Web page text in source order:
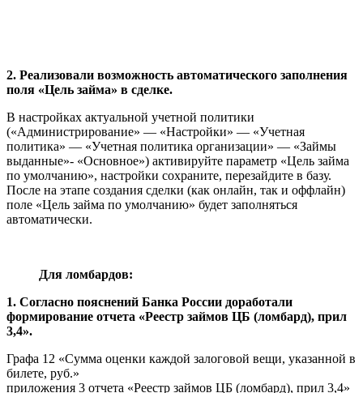
2. Реализовали возможность автоматического заполнения
поля «Цель займа» в сделке.
В настройках актуальной учетной политики
(«Администрирование» — «Настройки» — «Учетная
политика» — «Учетная политика организации» — «Займы
выданные»- «Основное») активируйте параметр «Цель займа
по умолчанию», настройки сохраните, перезайдите в базу.
После на этапе создания сделки (как онлайн, так и оффлайн)
поле «Цель займа по умолчанию» будет заполняться
автоматически.
Для ломбардов:
1. Согласно пояснений Банка России доработали
формирование отчета «Реестр займов ЦБ (ломбард), прил
3,4».
Графа 12 «Сумма оценки каждой залоговой вещи, указанной в
билете, руб.»
приложения 3 отчета «Реестр займов ЦБ (ломбард), прил 3,4»